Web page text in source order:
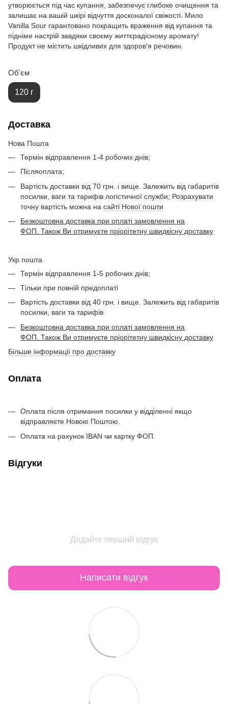
утворюється під час купання, забезпечує глибоке очищення та
залишає на вашій шкірі відчуття досконалої свіжості. Мило
Vanilla Sour гарантовано покращить враження від купання та
підніме настрій завдяки своєму життєрадісному аромату!
Продукт не містить шкідливих для здоров'я речовин.
Обʼєм
120 г
Доставка
Нова Пошта
Термін відправлення 1-4 робочих днів;
Післяоплата;
Вартість доставки від 70 грн. і вище. Залежить від габаритів
посилки, ваги та тарифів логістичної служби; Розрахувати
точну вартість можна на сайті Нової пошти
Безкоштовна доставка при оплаті замовлення на
ФОП. Також Ви отримуєте пріорітетну швидкісну доставку
Укр пошта
Термін відправлення 1-5 робочих днів;
Тільки при повній предоплаті
Вартість доставки від 40 грн. і вище. Залежить від габаритів
посилки, ваги та тарифів
Безкоштовна доставка при оплаті замовлення на
ФОП. Також Ви отримуєте пріорітетну швидкісну доставку
Більше інформації про доставку
Оплата
Оплата після отримання посилки у відділенні якщо
відправляєте Новою Поштою.
Оплата на рахунок IBAN чи картку ФОП.
Відгуки
Додайте перший відгук
Написати відгук